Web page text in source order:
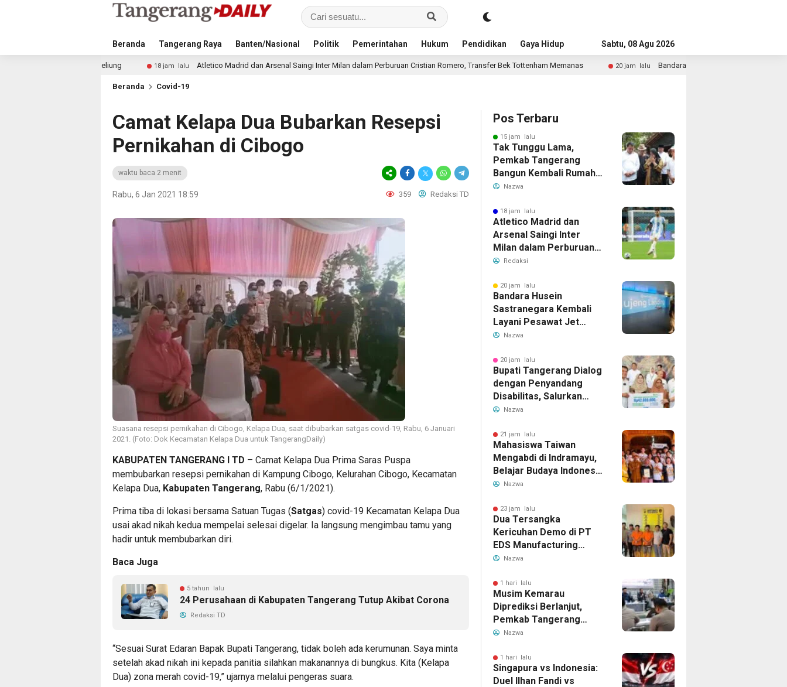
Beranda Tangerang Raya Banten/Nasional Politik Pemerintahan Hukum Pendidikan Gaya Hidup AdvertorialSabtu, 08 Agu 2026
Atletico Madrid dan Arsenal Saingi Inter Milan dalam Perburuan Cristian Romero, Transfer Bek Tottenham Memanas 20 jam lalu Bandara Husein Sastranegara Kembali Layani Pesawat Jet Mulai 14
Beranda Covid-19
Camat Kelapa Dua Bubarkan Resepsi
Pernikahan di Cibogo
waktu baca 2 menit
Rabu, 6 Jan 2021 18:59 359 Redaksi TD
Suasana resepsi pernikahan di Cibogo, Kelapa Dua, saat dibubarkan satgas covid-19, Rabu, 6 Januari
2021. (Foto: Dok Kecamatan Kelapa Dua untuk TangerangDaily)
KABUPATEN TANGERANG I TD – Camat Kelapa Dua Prima Saras Puspa
membubarkan resepsi pernikahan di Kampung Cibogo, Kelurahan Cibogo, Kecamatan
Kelapa Dua, Kabupaten Tangerang, Rabu (6/1/2021).
Prima tiba di lokasi bersama Satuan Tugas (Satgas) covid-19 Kecamatan Kelapa Dua
usai akad nikah kedua mempelai selesai digelar. Ia langsung mengimbau tamu yang
hadir untuk membubarkan diri.
Baca Juga
5 tahun lalu
24 Perusahaan di Kabupaten Tangerang Tutup Akibat Corona
Redaksi TD
“Sesuai Surat Edaran Bapak Bupati Tangerang, tidak boleh ada kerumunan. Saya minta
setelah akad nikah ini kepada panitia silahkan makanannya di bungkus. Kita (Kelapa
Dua) zona merah covid-19,” ujarnya melalui pengeras suara.
Pos Terbaru
15 jam lalu
Tak Tunggu Lama,
Pemkab Tangerang
Bangun Kembali Rumah
Warga yang Roboh
Nazwa
18 jam lalu
Atletico Madrid dan
Arsenal Saingi Inter
Milan dalam Perburuan
Cristian Romero,
Memanas
Redaksi
20 jam lalu
Bandara Husein
Sastranegara Kembali
Layani Pesawat Jet
Mulai 14 Agustus 2026,
Rute Bandung-Denpasar
Nazwa
20 jam lalu
Bupati Tangerang Dialog
dengan Penyandang
Disabilitas, Salurkan
Bantuan dan Tampung
Nazwa
21 jam lalu
Mahasiswa Taiwan
Mengabdi di Indramayu,
Belajar Budaya Indonesia
dan Edukasi Pekerja
Nazwa
23 jam lalu
Dua Tersangka
Kericuhan Demo di PT
EDS Manufacturing
Indonesia Ditahan, Polda
Perebutan Pengelolaan
Limbah
Nazwa
1 hari lalu
Musim Kemarau
Diprediksi Berlanjut,
Pemkab Tangerang
Siapkan Langkah
Bersih
Nazwa
1 hari lalu
Singapura vs Indonesia:
Duel Ilhan Fandi vs